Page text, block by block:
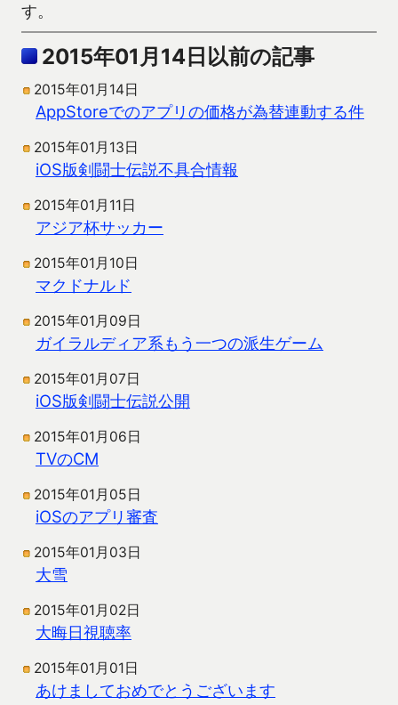
す。
2015年01月14日以前の記事
2015年01月14日
AppStoreでのアプリの価格が為替連動する件
2015年01月13日
iOS版剣闘士伝説不具合情報
2015年01月11日
アジア杯サッカー
2015年01月10日
マクドナルド
2015年01月09日
ガイラルディア系もう一つの派生ゲーム
2015年01月07日
iOS版剣闘士伝説公開
2015年01月06日
TVのCM
2015年01月05日
iOSのアプリ審査
2015年01月03日
大雪
2015年01月02日
大晦日視聴率
2015年01月01日
あけましておめでとうございます